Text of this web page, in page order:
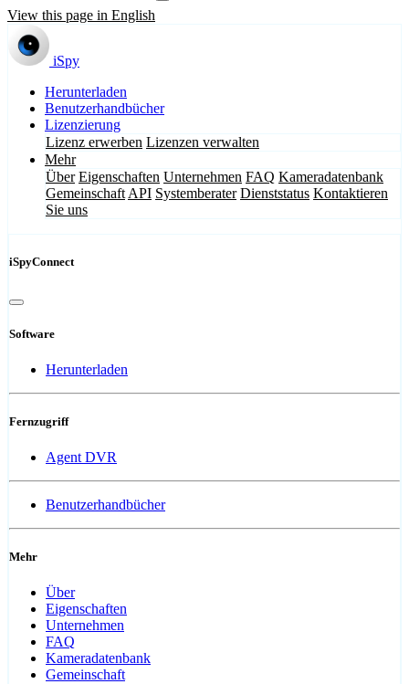
View this page in English
iSpy
Herunterladen
Benutzerhandbücher
Lizenzierung
Lizenz erwerben Lizenzen verwalten
Mehr
Über Eigenschaften Unternehmen FAQ Kameradatenbank
Gemeinschaft API Systemberater Dienststatus Kontaktieren
Sie uns
iSpyConnect
Software
Herunterladen
Fernzugriff
Agent DVR
Benutzerhandbücher
Mehr
Über
Eigenschaften
Unternehmen
FAQ
Kameradatenbank
Gemeinschaft